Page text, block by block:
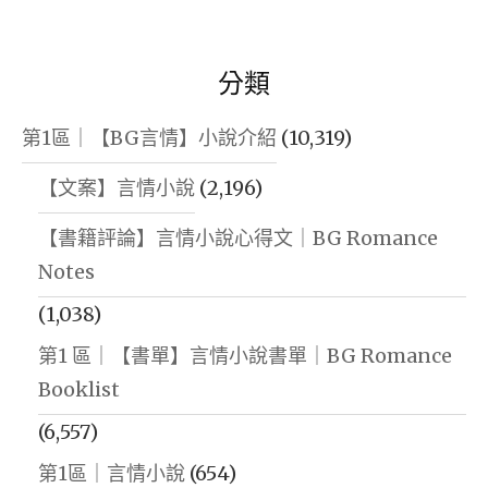
分類
第1區｜【BG言情】小說介紹 (10,319)
【文案】言情小說 (2,196)
【書籍評論】言情小說心得文｜BG Romance
Notes
(1,038)
第1 區｜【書單】言情小說書單｜BG Romance
Booklist
(6,557)
第1區｜言情小說 (654)